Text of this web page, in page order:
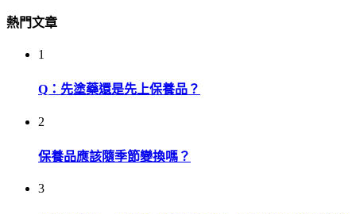
熱門文章
1
Q：先塗藥還是先上保養品？
2
保養品應該隨季節變換嗎？
3